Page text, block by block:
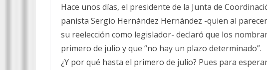
Hace unos días, el presidente de la Junta de
panista Sergio Hernández Hernández -quien al
su reelección como legislador- declaró que los
primero de julio y que “no hay un plazo determinado”.
¿Y por qué hasta el primero de julio? Pues para